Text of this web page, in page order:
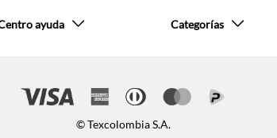
ayuda Categorías
© Texcolombia S.A.